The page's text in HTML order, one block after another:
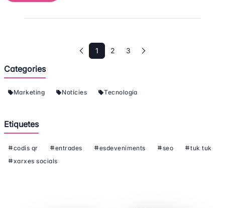
1 2 3
Categories
Marketing Notícies Tecnologia
Etiquetes
codis qr entrades esdeveniments seo
tuk tuk
xarxes socials